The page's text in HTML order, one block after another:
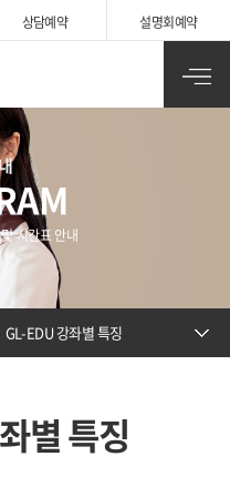
설명회예약
상담예약
시간표 안내
GL-EDU 강좌별 특징
별 특징